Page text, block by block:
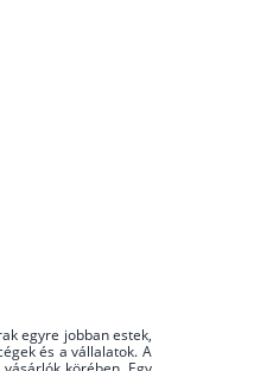
egyre jobban estek,
és a vállalatok. A